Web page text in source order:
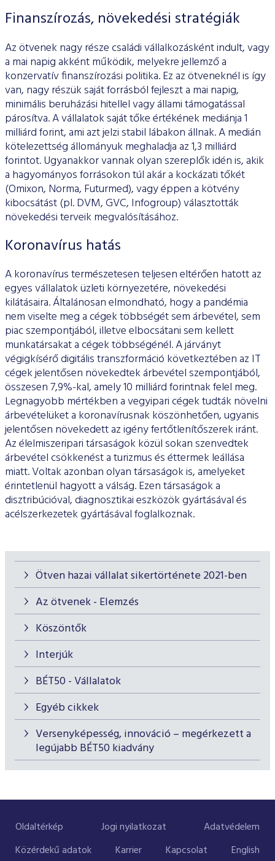
Ötven hazai vállalat sikertörténete 2021-ben
Az ötvenek - Elemzés
Köszöntők
Interjúk
BÉT50 - Vállalatok
Egyéb cikkek
Versenyképesség, innováció – megérkezett a
legújabb BÉT50 kiadvány
Finanszírozás, növekedési stratégiák
Az ötvenek nagy része családi vállalkozásként indult, vagy
a mai napig akként működik, melyekre jellemző a
konzervatív finanszírozási politika. Ez az ötveneknél is így
van, nagy részük saját forrásból fejleszt a mai napig,
minimális beruházási hitellel vagy állami támogatással
párosítva. A vállalatok saját tőke értékének mediánja 1
milliárd forint, ami azt jelzi stabil lábakon állnak. A medián
kötelezettség állományuk meghaladja az 1,3 milliárd
forintot. Ugyanakkor vannak olyan szereplők idén is, akik
a hagyományos forrásokon túl akár a kockázati tőkét
(Omixon, Norma, Futurmed), vagy éppen a kötvény
kibocsátást (pl. DVM, GVC, Infogroup) választották
növekedési terveik megvalósításához.
Koronavírus hatás
A koronavírus természetesen teljesen eltérően hatott az
egyes vállalatok üzleti környezetére, növekedési
kilátásaira. Általánosan elmondható, hogy a pandémia
nem viselte meg a cégek többségét sem árbevétel, sem
piac szempontjából, illetve elbocsátani sem kellett
munkatársakat a cégek többségénél. A járványt
végigkísérő digitális transzformáció következtében az IT
cégek jelentősen növekedtek árbevétel szempontjából,
összesen 7,9%-kal, amely 10 milliárd forintnak felel meg.
Legnagyobb mértékben a vegyipari cégek tudták növelni
árbevételüket a koronavírusnak köszönhetően, ugyanis
jelentősen növekedett az igény fertőtlenítőszerek iránt.
Az élelmiszeripari társaságok közül sokan szenvedtek
árbevétel csökkenést a turizmus és éttermek leállása
miatt. Voltak azonban olyan társaságok is, amelyeket
érintetlenül hagyott a válság. Ezen társaságok a
disztribúcióval, diagnosztikai eszközök gyártásával és
acélszerkezetek gyártásával foglalkoznak.
Oldaltérkép Jogi nyilatkozat
Adatvédelem
Közérdekű adatok
Karrier Kapcsolat English